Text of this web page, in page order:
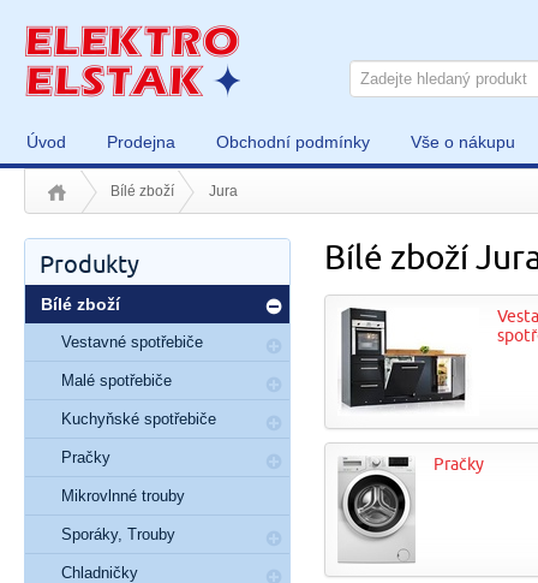
Úvod Prodejna Obchodní podmínky Vše o nákupu
Bílé zboží Jura
Bílé zboží
Pračky
Produkty
Bílé zboží
Vestavné spotřebiče
Malé spotřebiče
Kuchyňské spotřebiče
Pračky
Mikrovlnné trouby
Sporáky, Trouby
Chladničky